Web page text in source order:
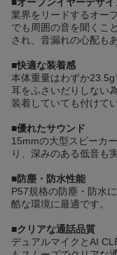
業界をリードするオー
でも周囲の音を聞くこ
され、音漏れの心配も
■快適な装着感
本体重量はわずか23.5g
耳をふさいだりしない
装着していても付けて
■優れたサウンド
15mmの大型スピーカ
り、深みのある低音も
■防塵・防水性能
P57規格の防塵・防水
酷な環境に最適です。
■クリアな通話品質
デュアルマイクとAI